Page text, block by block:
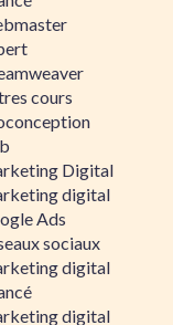
cours
Digital
digital
Ads
sociaux
digital
digital